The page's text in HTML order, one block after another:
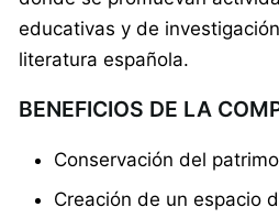
educativas y de
literatura española.
BENEFICIOS DE LA
Conservación del
Creación de un espacio